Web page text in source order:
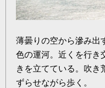
薄曇りの空から滲み出
色の運河。近くを行き
きを立てている。吹き
ずらせながら歩く。